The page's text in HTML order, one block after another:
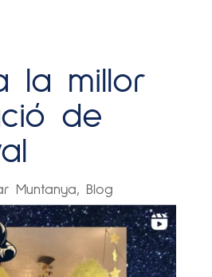
la millor
de
Muntanya, Blog